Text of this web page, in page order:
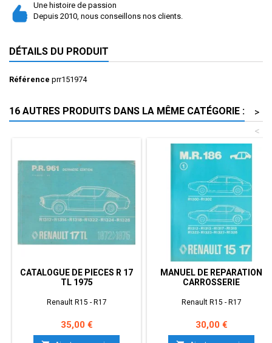
Une histoire de passion
Depuis 2010, nous conseillons nos clients.
DÉTAILS DU PRODUIT
Référence prr151974
16 AUTRES PRODUITS DANS LA MÊME CATÉGORIE :
>
<
CATALOGUE DE PIECES R 17
TL 1975
Renault R15 - R17
Prix
35,00 €
MANUEL DE REPARATION
CARROSSERIE
Renault R15 - R17
Prix
30,00 €